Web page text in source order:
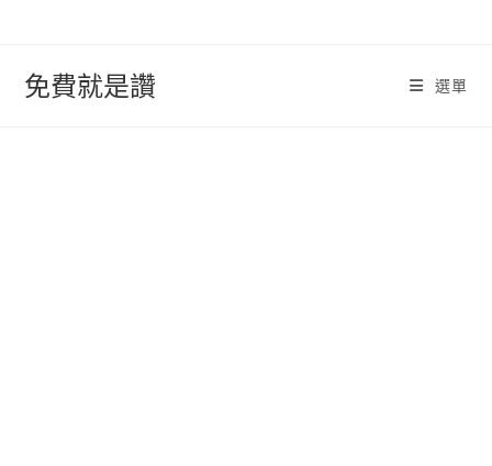
免費就是讚 選單